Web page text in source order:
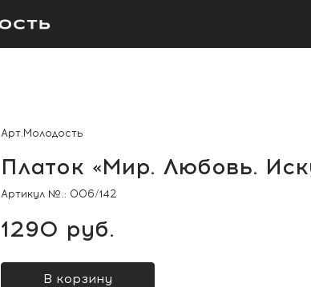
Арт.Молодость
Платок «Мир. Любовь.
Артикул №.: 006/142
1290 руб.
В корзину